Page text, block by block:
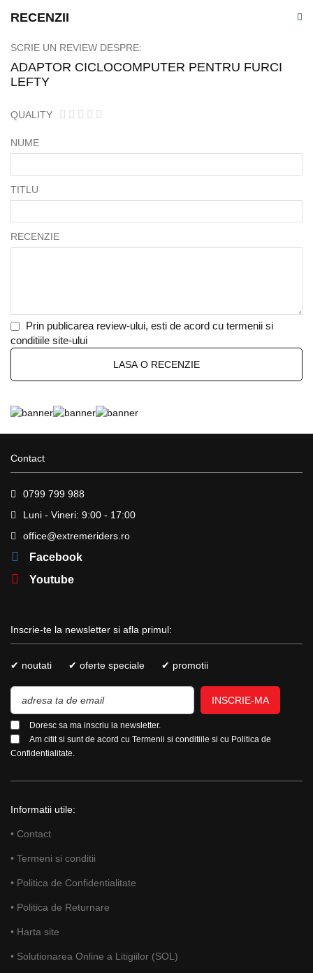
RECENZII
SCRIE UN REVIEW DESPRE:
ADAPTOR CICLOCOMPUTER PENTRU FURCI
LEFTY
QUALITY
NUME
TITLU
RECENZIE
Prin publicarea review-ului, esti de acord cu termenii si
conditiile site-ului
LASA O RECENZIE
Contact
0799 799 988
Luni - Vineri: 9:00 - 17:00
office@extremeriders.ro
Facebook
Youtube
Inscrie-te la newsletter si afla primul:
✔ noutati ✔ oferte speciale ✔ promotii
INSCRIE-MA
Doresc sa ma inscriu la newsletter.
Am citit si sunt de acord cu Termenii si conditiile si cu Politica de
Confidentialitate.
Informatii utile:
• Contact
• Termeni si conditii
• Politica de Confidentialitate
• Politica de Returnare
• Harta site
• Solutionarea Online a Litigiilor (SOL)